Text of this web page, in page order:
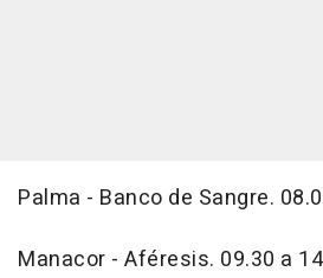
Palma - Banco de Sangre.
Manacor - Aféresis. 09.30 a